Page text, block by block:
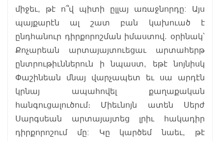
միջեւ, թէ ո՞վ պիտի ըլլայ առաջնորդը: Այս
պայքարէն ալ շատ բան կախուած է
ընդհանուր դիրքորոշման իմաստով. օրինակ՝
Քոչարեան արտայայտուեցաւ արտահերթ
ընտրութիւններուն ի նպաստ, եթէ նոյնիսկ
Փաշինեան մնայ վարչապետ եւ սա արդէն
կրնայ ապահովել քաղաքական
հանգուցալուծում։ Միեւնոյն ատեն Սերժ
Սարգսեան արտայայտեց լրիւ հակադիր
դիրքորոշում մը: Կը կարծեմ նաեւ, թէ